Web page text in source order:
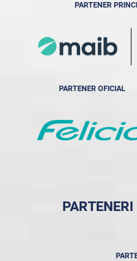
PARTENER
PARTENER OFICIAL